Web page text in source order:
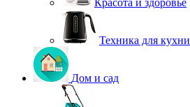
Красота и здоровье
Техника для кухни
Дом и сад